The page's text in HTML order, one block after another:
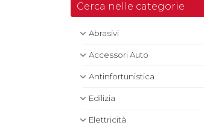
Cerca nelle categorie
Abrasivi
Accessori Auto
Antinfortunistica
Edilizia
Elettricità